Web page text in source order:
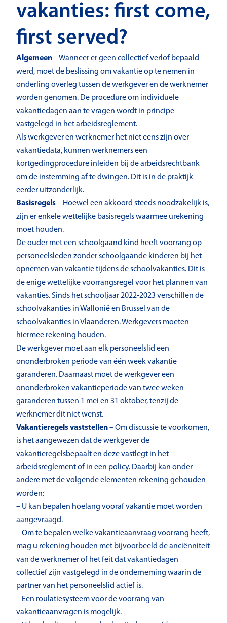
vakanties: first come,
first served?
Algemeen– Wanneer er geen collectief verlof bepaald
werd, moet de beslissing om vakantie op te nemen in
onderling overleg tussen de werkgever en de werknemer
worden genomen. De procedure om individuele
vakantiedagen aan te vragen wordt in principe
vastgelegd in het arbeidsreglement.
Als werkgever en werknemer het niet eens zijn over
vakantiedata, kunnen werknemers een
kortgedingprocedure inleiden bij de arbeidsrechtbank
om de instemming af te dwingen. Dit is in de praktijk
eerder uitzonderlijk.
Basisregels– Hoewel een akkoord steeds noodzakelijk is,
zijn er enkele wettelijke basisregels waarmee urekening
moet houden.
De ouder met een schoolgaand kind heeft voorrang op
personeelsleden zonder schoolgaande kinderen bij het
opnemen van vakantie tijdens de schoolvakanties. Dit is
de enige wettelijke voorrangsregel voor het plannen van
vakanties. Sinds het schooljaar 2022-2023 verschillen de
schoolvakanties in Wallonië en Brussel van de
schoolvakanties in Vlaanderen. Werkgevers moeten
hiermee rekening houden.
De werkgever moet aan elk personeelslid een
ononderbroken periode van één week vakantie
garanderen. Daarnaast moet de werkgever een
ononderbroken vakantieperiode van twee weken
garanderen tussen 1 mei en 31 oktober, tenzij de
werknemer dit niet wenst.
Vakantieregels vaststellen– Om discussie te voorkomen,
is het aangewezen dat de werkgever de
vakantieregelsbepaalt en deze vastlegt in het
arbeidsreglement of in een policy. Daarbij kan onder
andere met de volgende elementen rekening gehouden
worden:
– U kan bepalen hoelang vooraf vakantie moet worden
aangevraagd.
– Om te bepalen welke vakantieaanvraag voorrang heeft,
mag u rekening houden met bijvoorbeeld de anciënniteit
van de werknemer of het feit dat vakantiedagen
collectief zijn vastgelegd in de onderneming waarin de
partner van het personeelslid actief is.
– Een roulatiesysteem voor de voorrang van
vakantieaanvragen is mogelijk.